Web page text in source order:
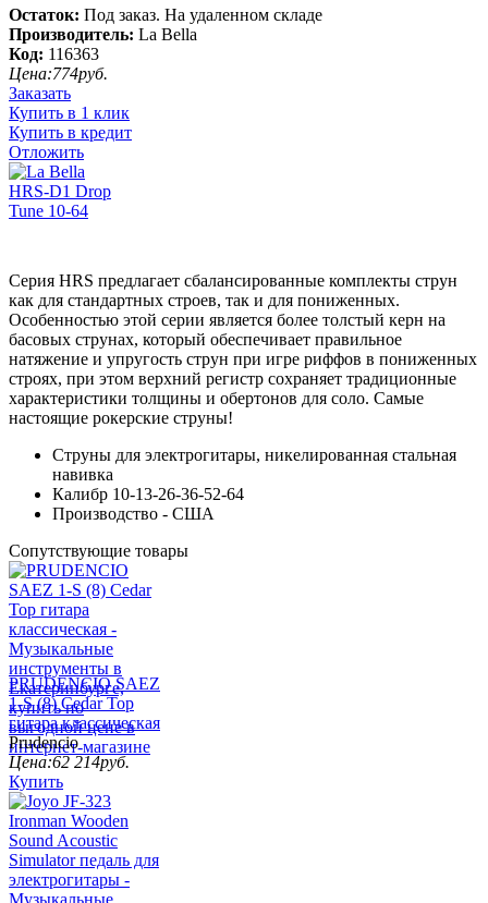
Остаток: Под заказ. На удаленном складе
Производитель: La Bella
Код: 116363
Цена:774руб.
Заказать
Купить в 1 клик
Купить в кредит
Отложить
Серия HRS предлагает сбалансированные комплекты струн
как для стандартных строев, так и для пониженных.
Особенностью этой серии является более толстый керн на
басовых струнах, который обеспечивает правильное
натяжение и упругость струн при игре риффов в пониженных
строях, при этом верхний регистр сохраняет традиционные
характеристики толщины и обертонов для соло. Самые
настоящие рокерские струны!
Струны для электрогитары, никелированная стальная
навивка
Калибр 10-13-26-36-52-64
Производство - США
Сопутствующие товары
PRUDENCIO SAEZ
1-S (8) Cedar Top
гитара классическая
Prudencio
Цена:62 214руб.
Купить